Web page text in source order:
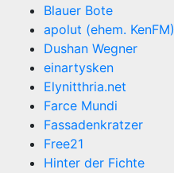
Blauer Bote
apolut (ehem. KenFM)
Dushan Wegner
einartysken
Elynitthria.net
Farce Mundi
Fassadenkratzer
Free21
Hinter der Fichte